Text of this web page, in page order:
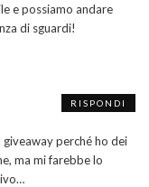
e possiamo andare
di sguardi!
perché ho dei
ma mi farebbe lo
RISPONDI